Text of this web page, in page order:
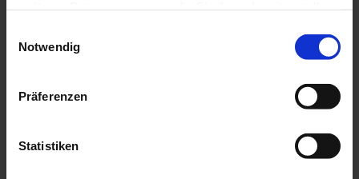
gesammelt haben.
Notwendig
Präferenzen
Statistiken
Datenpuristen und Early Adopters bewusst, ob
Sprachmodelle (LLMs) Daten wirklich „analysieren“
entschieden, während Anwender LLMs am liebsten
nach gemeinsamen Experimenten mit unseren
„Noch